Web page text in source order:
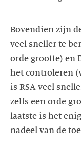
Bovendien zijn
veel sneller te
orde grootte) en
het controleren
is RSA veel
zelfs een orde
laatste is het
nadeel van de